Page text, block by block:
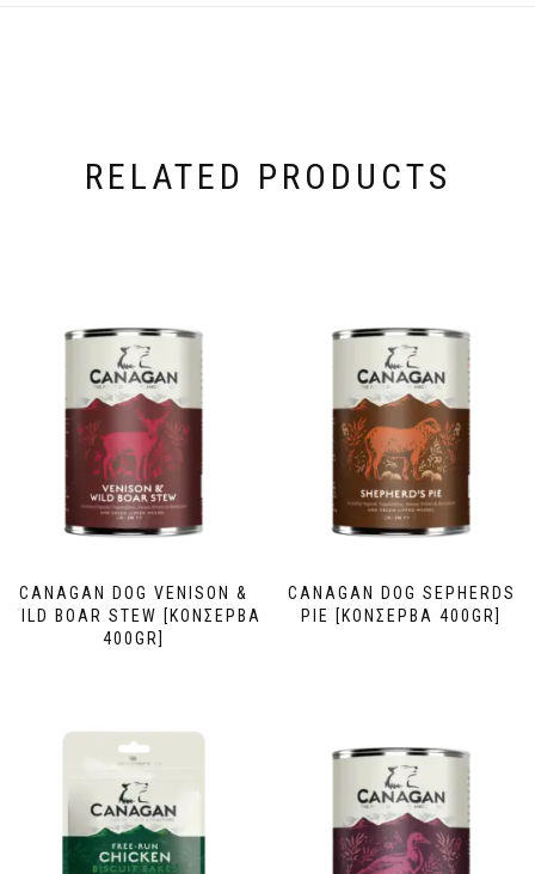
RELATED PRODUCTS
CANAGAN DOG VENISON &
WILD BOAR STEW [ΚΟΝΣΕΡΒΑ
400GR]
CANAGAN DOG SEPHERDS
PIE [ΚΟΝΣΕΡΒΑ 400GR]